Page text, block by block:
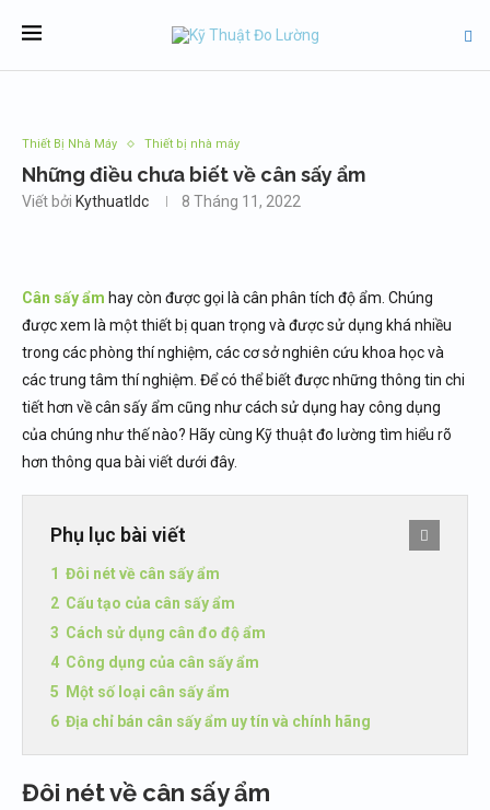
Thiết Bị Nhà Máy Thiết bị nhà máy
Những điều chưa biết về cân sấy ẩm
Viết bởi Kythuatldc 8 Tháng 11, 2022
Cân sấy ẩm hay còn được gọi là cân phân tích độ ẩm. Chúng
được xem là một thiết bị quan trọng và được sử dụng khá nhiều
trong các phòng thí nghiệm, các cơ sở nghiên cứu khoa học và
các trung tâm thí nghiệm. Để có thể biết được những thông tin chi
tiết hơn về cân sấy ẩm cũng như cách sử dụng hay công dụng
của chúng như thế nào? Hãy cùng Kỹ thuật đo lường tìm hiểu rõ
hơn thông qua bài viết dưới đây.
Phụ lục bài viết
Đôi nét về cân sấy ẩm
Cấu tạo của cân sấy ẩm
Cách sử dụng cân đo độ ẩm
Công dụng của cân sấy ẩm
Một số loại cân sấy ẩm
Địa chỉ bán cân sấy ẩm uy tín và chính hãng
Đôi nét về cân sấy ẩm